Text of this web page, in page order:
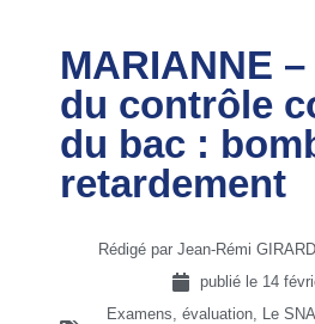
MARIANNE
du contrôle
du bac :
retardement
Rédigé par Jean-Rémi
publié le 14
Examens, évaluation, Le